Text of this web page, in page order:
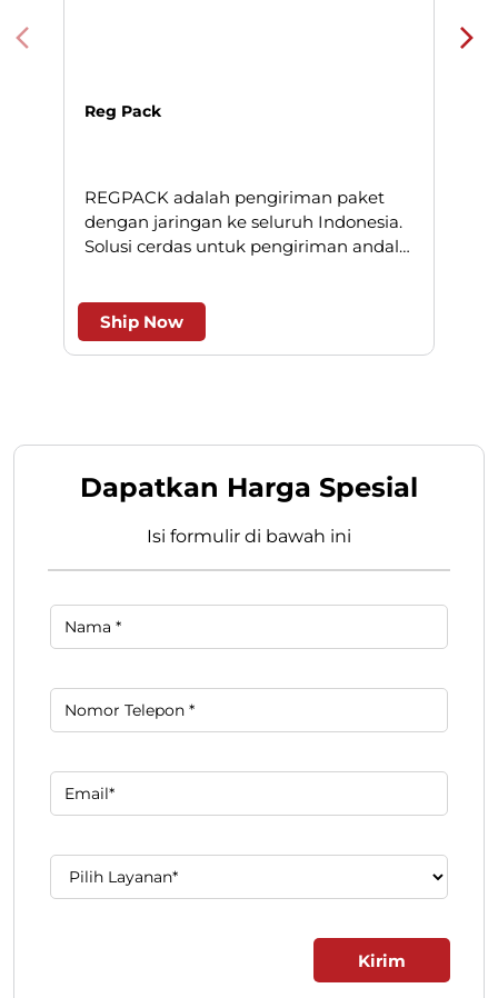
Reg Pack
REGPACK adalah pengiriman paket
dengan jaringan ke seluruh Indonesia.
Solusi cerdas untuk pengiriman andal
Ship Now
Dapatkan Harga Spesial
Isi formulir di bawah ini